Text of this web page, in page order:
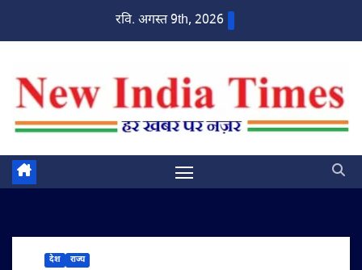
रवि. अगस्त 9th, 2026
देश राज्य